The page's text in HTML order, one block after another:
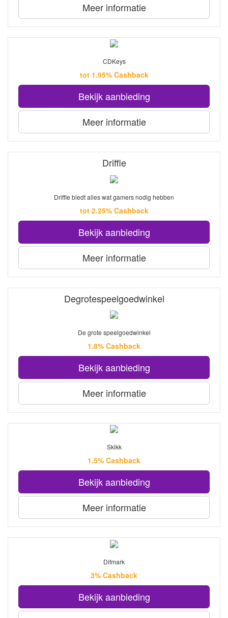
Meer informatie
CDKeys
tot 1.95% Cashback
Bekijk aanbieding
Meer informatie
Driffle
Driffle biedt alles wat gamers nodig hebben
tot 2.25% Cashback
Bekijk aanbieding
Meer informatie
Degrotespeelgoedwinkel
De grote speelgoedwinkel
1.8% Cashback
Bekijk aanbieding
Meer informatie
Skikk
1.5% Cashback
Bekijk aanbieding
Meer informatie
Difmark
3% Cashback
Bekijk aanbieding